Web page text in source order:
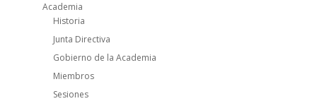
Academia
Historia
Junta Directiva
Gobierno de la Academia
Miembros
Sesiones